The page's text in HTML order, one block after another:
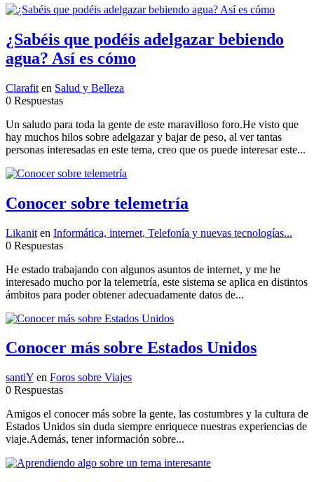
¿Sabéis que podéis adelgazar bebiendo
agua? Así es cómo
Clarafit en Salud y Belleza
0 Respuestas
Un saludo para toda la gente de este maravilloso foro.He visto que
hay muchos hilos sobre adelgazar y bajar de peso, al ver tantas
personas interesadas en este tema, creo que os puede interesar este...
Conocer sobre telemetría
Likanit en Informática, internet, Telefonía y nuevas tecnologías...
0 Respuestas
He estado trabajando con algunos asuntos de internet, y me he
interesado mucho por la telemetría, este sistema se aplica en distintos
ámbitos para poder obtener adecuadamente datos de...
Conocer más sobre Estados Unidos
santiY en Foros sobre Viajes
0 Respuestas
Amigos el conocer más sobre la gente, las costumbres y la cultura de
Estados Unidos sin duda siempre enriquece nuestras experiencias de
viaje.Además, tener información sobre...